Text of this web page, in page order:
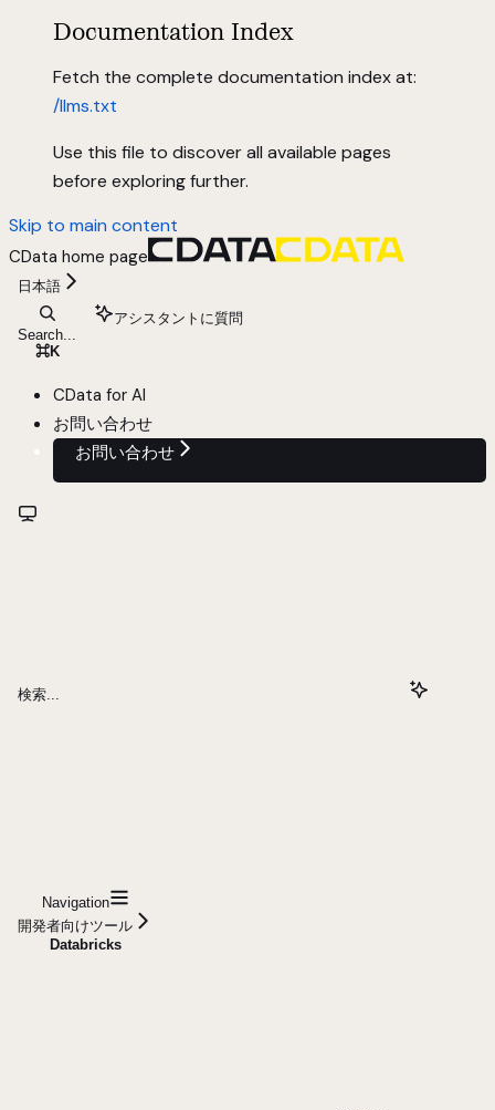
Documentation Index
Fetch the complete documentation index at:
/llms.txt
Use this file to discover all available pages
before exploring further.
Skip to main content
CData home page
日本語
Search...
⌘K
アシスタントに質問
CData for AI
お問い合わせ
お問い合わせ
検索...
Navigation
開発者向けツール
Databricks